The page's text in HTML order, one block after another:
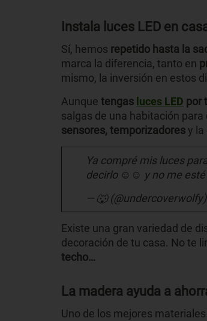
Instala luces LED en
Sí, hemos repetido hasta la
marca la diferencia, tanto en
mismo, la inversión en estos
Aunque tengas luces LED por
salgas de una habitación
sensores, temporizadoresy la
Ya compré mis luces
decirlo ☺️☺️ y no me esté
— 🐺 (@undercoverwolfy)
Existe una gran variedad de
decoración de tu casa. No te
techo…
La madera ayuda a
Uno de los mejores